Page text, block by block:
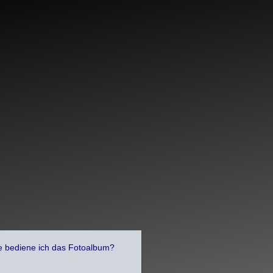
ich das Fotoalbum?